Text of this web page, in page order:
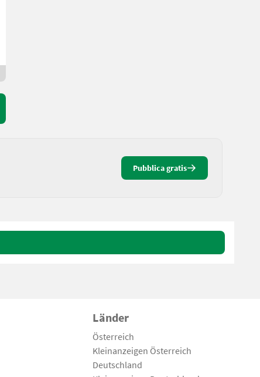
Pubblica gratis
Länder
Österreich
Kleinanzeigen Österreich
Deutschland